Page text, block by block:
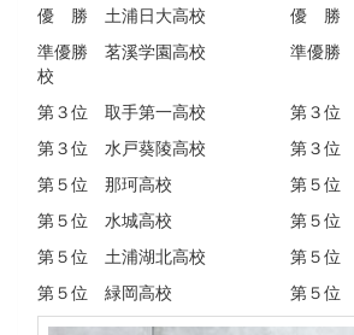
優 勝 土浦日大高校 優 勝 日
準優勝 茗溪学園高校 準優勝 江
校
第３位 取手第一高校 第３位
第３位 水戸葵陵高校 第３位 日
第５位 那珂高校 第５位 勝
第５位 水城高校 第５位 鹿
第５位 土浦湖北高校 第５位 下
第５位 緑岡高校 第５位 結